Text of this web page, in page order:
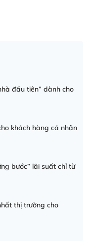
đầu tiên” dành cho
khách hàng cá nhân
bước” lãi suất chỉ từ
thị trường cho